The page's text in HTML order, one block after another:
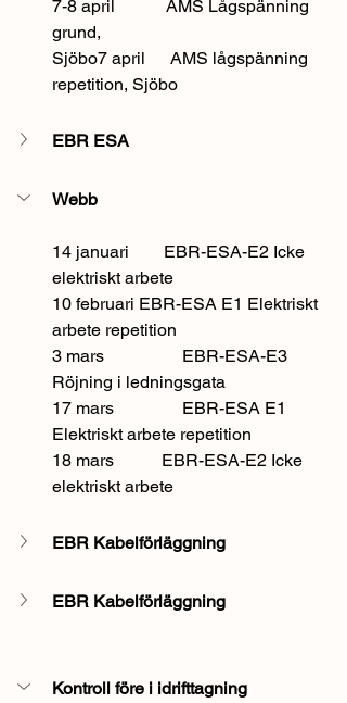
7-8 april            AMS Lågspänning
grund,
Sjöbo7 april      AMS lågspänning
repetition, Sjöbo
EBR ESA
Webb
14 januari        EBR-ESA-E2 Icke
elektriskt arbete
10 februari	EBR-ESA E1 Elektriskt
arbete repetition
3 mars		EBR-ESA-E3
Röjning i ledningsgata
17 mars		EBR-ESA E1
Elektriskt arbete repetition
18 mars           EBR-ESA-E2 Icke
elektriskt arbete
EBR Kabelförläggning
EBR Kabelförläggning
Kontroll före i idrifttagning